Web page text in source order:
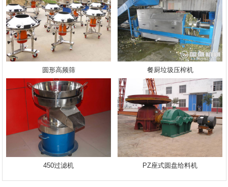
圆形高频筛 餐厨垃圾压榨机
450过滤机 PZ座式圆盘给料机